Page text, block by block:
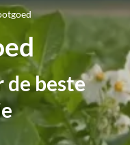
de beste